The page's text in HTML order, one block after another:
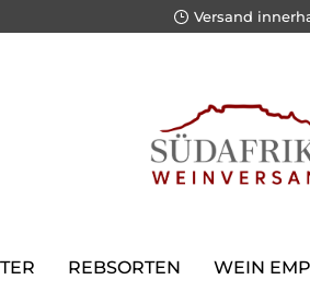
Versand
REBSORTEN WEIN